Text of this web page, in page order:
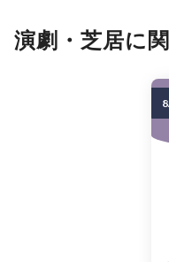
演劇・芝居に